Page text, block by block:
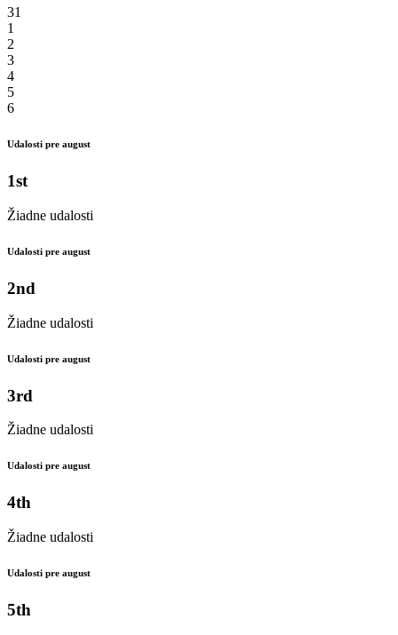
31
1
2
3
4
5
6
Udalosti pre august
1st
Žiadne udalosti
Udalosti pre august
2nd
Žiadne udalosti
Udalosti pre august
3rd
Žiadne udalosti
Udalosti pre august
4th
Žiadne udalosti
Udalosti pre august
5th